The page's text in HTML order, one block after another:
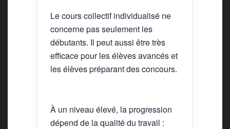
Le cours collectif individualisé ne
concerne pas seulement les
débutants. Il peut aussi être très
efficace pour les élèves avancés et
les élèves préparant des concours.
À un niveau élevé, la progression
dépend de la qualité du travail :